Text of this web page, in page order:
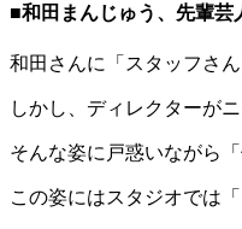
■和田まんじゅう、先輩芸
和田さんに「スタッフさ
しかし、ディレクターが
そんな姿に戸惑いながら
この姿にはスタジオでは